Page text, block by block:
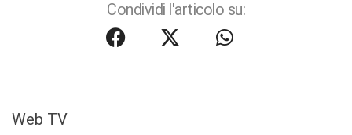
Condividi l'articolo su:
Web TV